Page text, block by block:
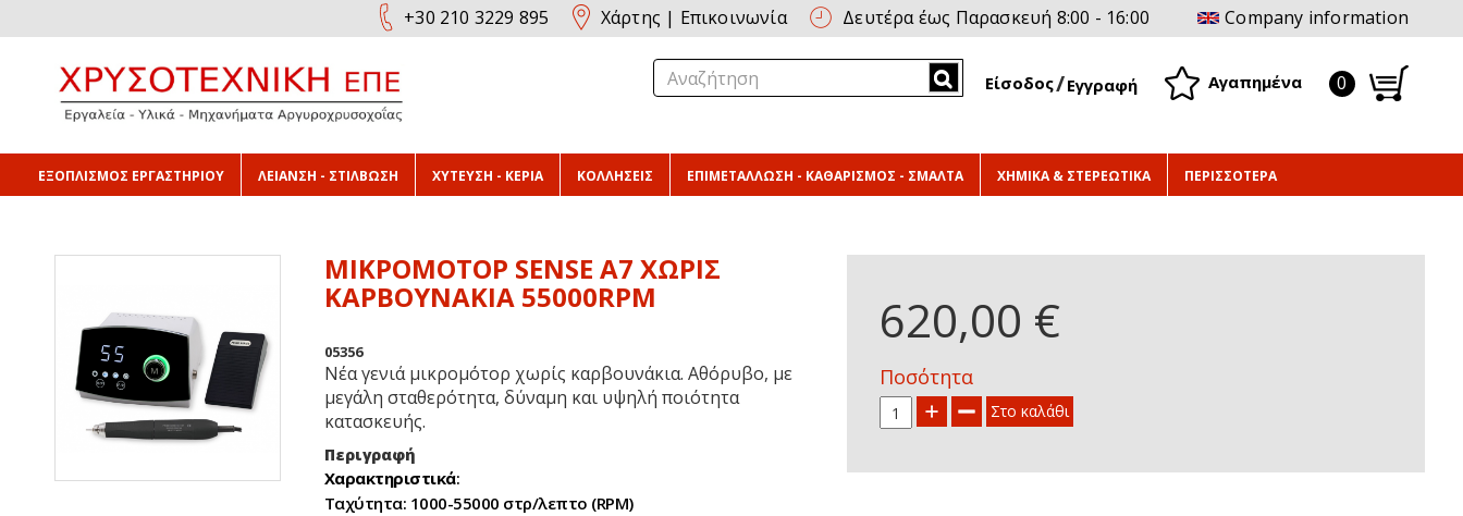
+30 210 3229 895 Χάρτης | Επικοινωνία Δευτέρα έως Παρασκευή 8:00 - 16:00 Company information
Είσοδος Εγγραφή Αγαπημένα 0
ΕΞΟΠΛΙΣΜΟΣ ΕΡΓΑΣΤΗΡΙΟΥ ΛΕΙΑΝΣΗ - ΣΤΙΛΒΩΣΗ ΧΥΤΕΥΣΗ - ΚΕΡΙΑ ΚΟΛΛΗΣΕΙΣ ΕΠΙΜΕΤΑΛΛΩΣΗ - ΚΑΘΑΡΙΣΜΟΣ - ΣΜΑΛΤΑ ΧΗΜΙΚΑ & ΣΤΕΡΕΩΤΙΚΑ ΠΕΡΙΣΣΟΤΕΡΑ
ΜΙΚΡΟΜΟΤΟΡ SENSE A7 ΧΩΡΙΣ
ΚΑΡΒΟΥΝΑΚΙΑ 55000RPM
05356
Νέα γενιά μικρομότορ χωρίς καρβουνάκια. Αθόρυβο, με
μεγάλη σταθερότητα, δύναμη και υψηλή ποιότητα
κατασκευής.
Περιγραφή
Χαρακτηριστικά:
Ταχύτητα: 1000-55000 στρ/λεπτο (RPM)
620,00 €
Ποσότητα